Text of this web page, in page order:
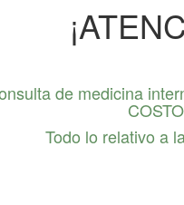
Servicios de
de medicina
Todo lo relativo a